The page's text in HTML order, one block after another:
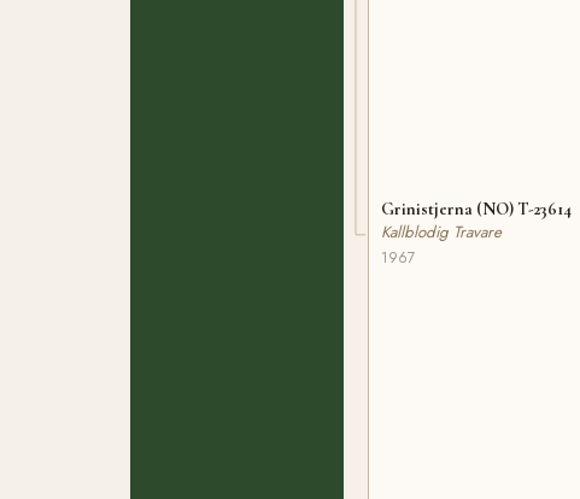
Grinistjerna (NO) T-23614
Kallblodig Travare
1967